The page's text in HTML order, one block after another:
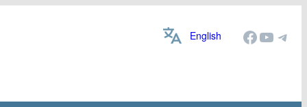
English Facebook YouTube Telegram